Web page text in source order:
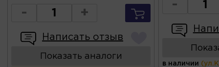
- +
Написать отзыв
Показать аналоги
-
в наличии